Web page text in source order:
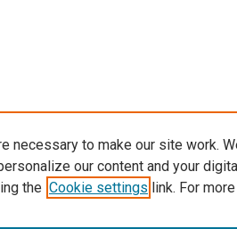
necessary to make our site work.
our content and your
the Cookie settings link. For